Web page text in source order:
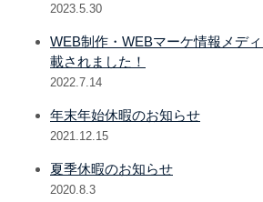
2023.5.30
WEB制作・WEBマーケ情報メデ
載されました！
2022.7.14
年末年始休暇のお知らせ
2021.12.15
夏季休暇のお知らせ
2020.8.3